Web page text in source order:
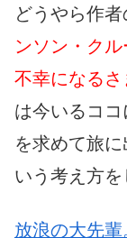
どうやら作
ンソン・ク
不幸になるさ
は今いるコ
を求めて旅
いう考え方を
放浪の大先